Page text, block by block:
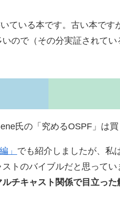
ている本です。古い本です
ので（その分実証されて
氏の「究めるOSPF」は買
」 でも紹介しましたが、私
トのバイブルだと思って
ルチキャスト関係で目立っ